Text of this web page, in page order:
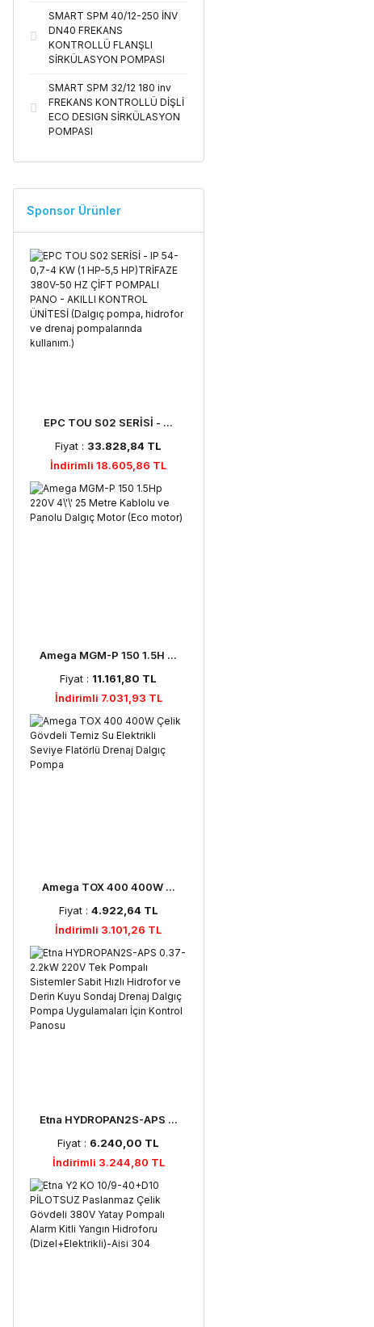
SMART SPM 40/12-250 İNV
DN40 FREKANS
KONTROLLÜ FLANŞLI
SİRKÜLASYON POMPASI
SMART SPM 32/12 180 inv
FREKANS KONTROLLÜ DİŞLİ
ECO DESIGN SİRKÜLASYON
POMPASI
Sponsor Ürünler
EPC TOU S02 SERİSİ - ...
Fiyat : 33.828,84 TL
İndirimli 18.605,86 TL
Amega MGM-P 150 1.5H ...
Fiyat : 11.161,80 TL
İndirimli 7.031,93 TL
Amega TOX 400 400W ...
Fiyat : 4.922,64 TL
İndirimli 3.101,26 TL
Etna HYDROPAN2S-APS ...
Fiyat : 6.240,00 TL
İndirimli 3.244,80 TL